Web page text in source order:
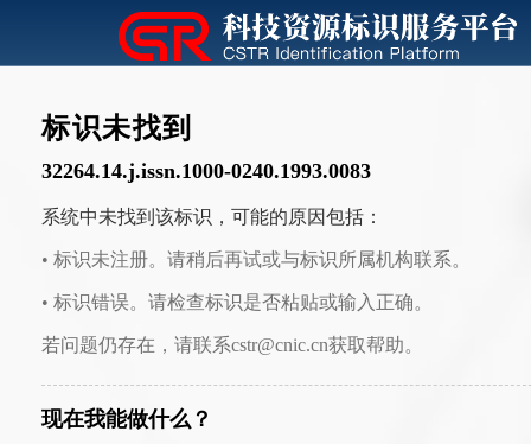
标识未找到
32264.14.j.issn.1000-0240.1993.0083
系统中未找到该标识，可能的原因包括：
• 标识未注册。请稍后再试或与标识所属机构联系。
• 标识错误。请检查标识是否粘贴或输入正确。
若问题仍存在，请联系cstr@cnic.cn获取帮助。
现在我能做什么？